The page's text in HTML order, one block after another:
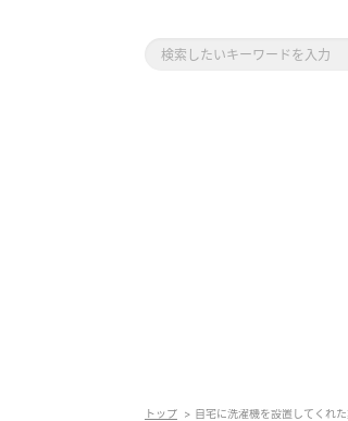
トップ 自宅に洗濯機を設置してくれ